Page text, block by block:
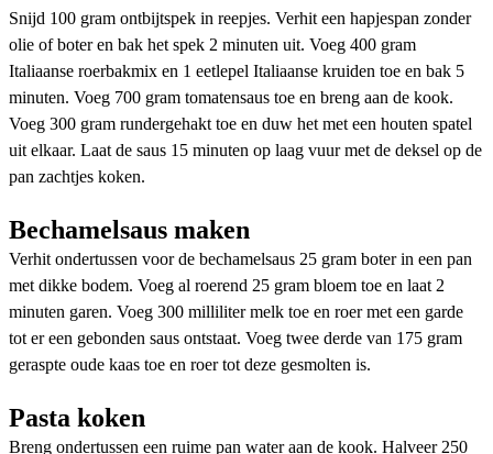
Snijd 100 gram ontbijtspek in reepjes. Verhit een hapjespan zonder
olie of boter en bak het spek 2 minuten uit. Voeg 400 gram
Italiaanse roerbakmix en 1 eetlepel Italiaanse kruiden toe en bak 5
minuten. Voeg 700 gram tomatensaus toe en breng aan de kook.
Voeg 300 gram rundergehakt toe en duw het met een houten spatel
uit elkaar. Laat de saus 15 minuten op laag vuur met de deksel op de
pan zachtjes koken.
Bechamelsaus maken
Verhit ondertussen voor de bechamelsaus 25 gram boter in een pan
met dikke bodem. Voeg al roerend 25 gram bloem toe en laat 2
minuten garen. Voeg 300 milliliter melk toe en roer met een garde
tot er een gebonden saus ontstaat. Voeg twee derde van 175 gram
geraspte oude kaas toe en roer tot deze gesmolten is.
Pasta koken
Breng ondertussen een ruime pan water aan de kook. Halveer 250